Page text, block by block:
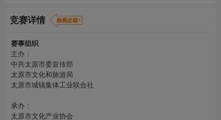
竞赛详情
赛事组织
主办：
中共太原市委宣传部
太原市文化和旅游局
太原市城镇集体工业联合社
承办：
太原市文化产业协会